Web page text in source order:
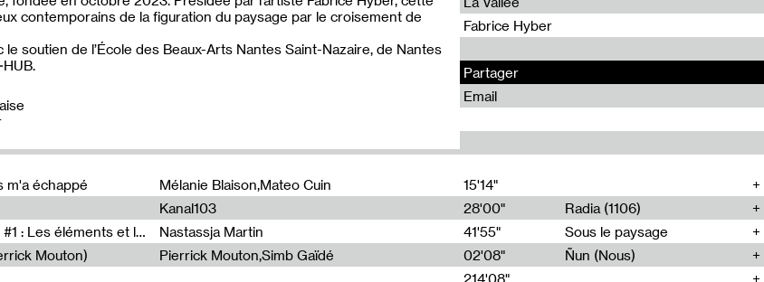
m'a échappé Mélanie Blaison,Mateo Cuin
15'14"
Kanal103 28'00"
Radia (1106)
Sous le paysage - Habiter les éléments #1 : Les éléments et les débordements du vivant Nastassja Martin 41'55"
Sous le paysage
Mouton) Pierrick Mouton,Simb Gaïdé 02'08"
Ñun (Nous)
214'08"
contemporains de la figuration du paysage par le croisement de
soutien de l’École des Beaux-Arts Nantes Saint-Nazaire, de Nantes
Fabrice Hyber
Partager
Email